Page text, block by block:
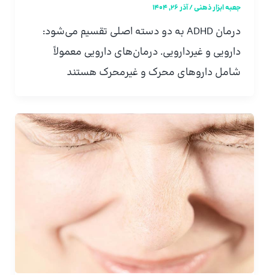
جعبه ابزار ذهنی/آذر 26, 1404
درمان ADHD به دو دسته اصلی تقسیم می‌شود:
دارویی و غیردارویی. درمان‌های دارویی معمولاً
شامل داروهای محرک و غیرمحرک هستند